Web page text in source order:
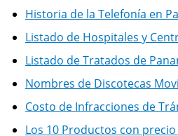
Historia de la Telefonía en
Listado de Hospitales y
Listado de Tratados de
Nombres de Discotecas
Costo de Infracciones de
Los 10 Productos con